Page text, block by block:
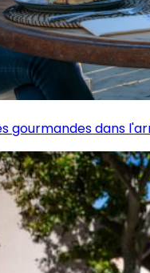
gourmandes dans